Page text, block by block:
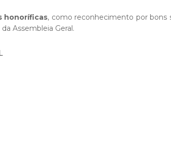
honoríficas, como reconhecimento por bons
Assembleia Geral.